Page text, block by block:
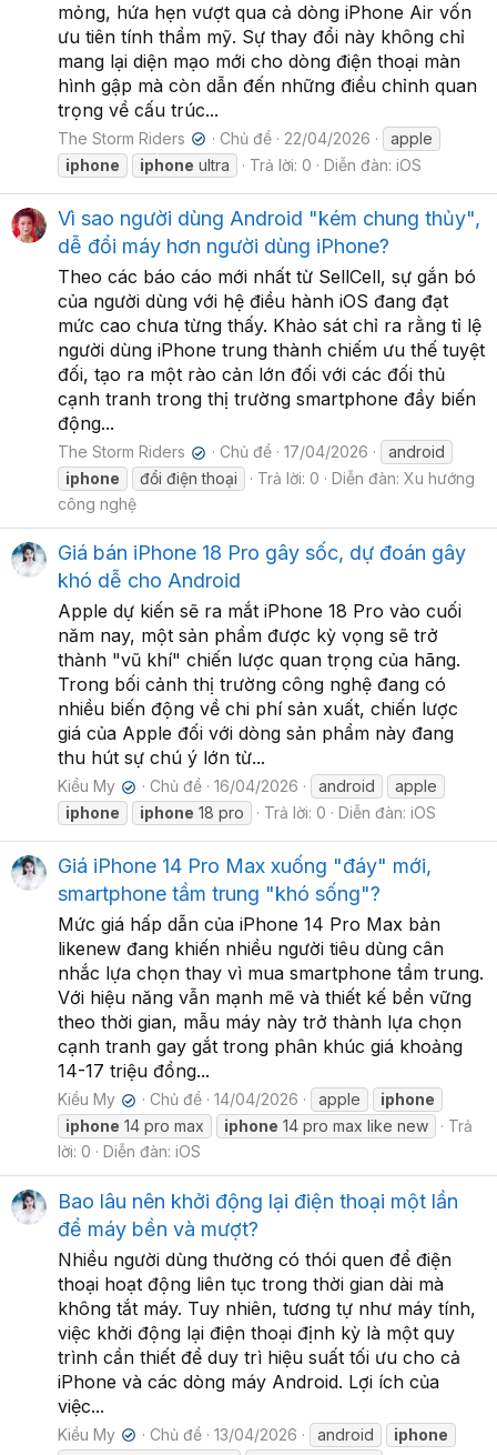
mỏng, hứa hẹn vượt qua cả dòng iPhone Air vốn
ưu tiên tính thẩm mỹ. Sự thay đổi này không chỉ
mang lại diện mạo mới cho dòng điện thoại màn
hình gập mà còn dẫn đến những điều chỉnh quan
trọng về cấu trúc...
The Storm Riders ✔ Chủ đề 22/04/2026
apple
iphone
iphone ultra Trả lời: 0 Diễn đàn: iOS
Vì sao người dùng Android "kém chung thủy",
dễ đổi máy hơn người dùng iPhone?
Theo các báo cáo mới nhất từ SellCell, sự gắn bó
của người dùng với hệ điều hành iOS đang đạt
mức cao chưa từng thấy. Khảo sát chỉ ra rằng tỉ lệ
người dùng iPhone trung thành chiếm ưu thế tuyệt
đối, tạo ra một rào cản lớn đối với các đối thủ
cạnh tranh trong thị trường smartphone đầy biến
động...
The Storm Riders ✔ Chủ đề 17/04/2026
android
iphone
đổi điện thoại Trả lời: 0 Diễn đàn: Xu hướng
công nghệ
Giá bán iPhone 18 Pro gây sốc, dự đoán gây
khó dễ cho Android
Apple dự kiến sẽ ra mắt iPhone 18 Pro vào cuối
năm nay, một sản phẩm được kỳ vọng sẽ trở
thành "vũ khí" chiến lược quan trọng của hãng.
Trong bối cảnh thị trường công nghệ đang có
nhiều biến động về chi phí sản xuất, chiến lược
giá của Apple đối với dòng sản phẩm này đang
thu hút sự chú ý lớn từ...
Kiều My ✔ Chủ đề 16/04/2026 android
apple
iphone
iphone 18 pro Trả lời: 0 Diễn đàn: iOS
Giá iPhone 14 Pro Max xuống "đáy" mới,
smartphone tầm trung "khó sống"?
Mức giá hấp dẫn của iPhone 14 Pro Max bản
likenew đang khiến nhiều người tiêu dùng cân
nhắc lựa chọn thay vì mua smartphone tầm trung.
Với hiệu năng vẫn mạnh mẽ và thiết kế bền vững
theo thời gian, mẫu máy này trở thành lựa chọn
cạnh tranh gay gắt trong phân khúc giá khoảng
14-17 triệu đồng...
Kiều My ✔ Chủ đề 14/04/2026 apple
iphone
iphone 14 pro max iphone 14 pro max like new
Trả
lời: 0
Diễn đàn: iOS
Bao lâu nên khởi động lại điện thoại một lần
để máy bền và mượt?
Nhiều người dùng thường có thói quen để điện
thoại hoạt động liên tục trong thời gian dài mà
không tắt máy. Tuy nhiên, tương tự như máy tính,
việc khởi động lại điện thoại định kỳ là một quy
trình cần thiết để duy trì hiệu suất tối ưu cho cả
iPhone và các dòng máy Android. Lợi ích của
việc...
Kiều My ✔ Chủ đề 13/04/2026 android
iphone